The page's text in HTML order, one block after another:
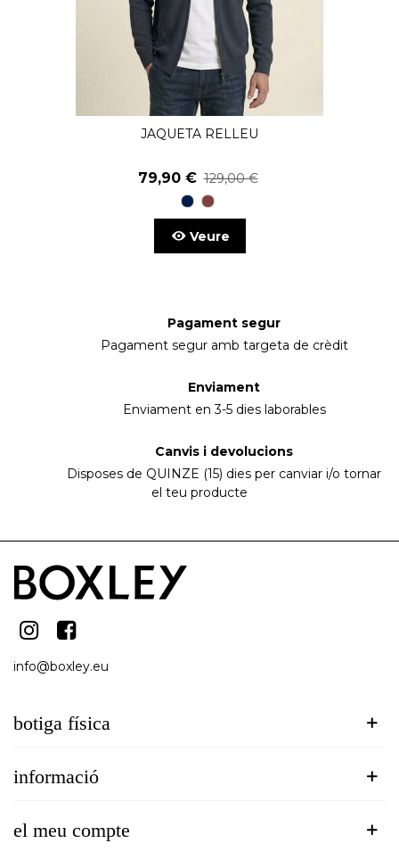
JAQUETA RELLEU
79,90 € 129,00 €
98 15
Veure
Pagament segur
Pagament segur amb targeta de crèdit
Enviament
Enviament en 3-5 dies laborables
Canvis i devolucions
Disposes de QUINZE (15) dies per canviar i/o tornar
el teu producte
info@boxley.eu
botiga física
informació
el meu compte